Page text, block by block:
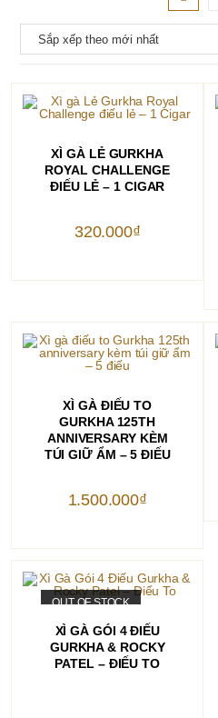
THÊM VÀO GIỎ HÀNG
XÌ GÀ LẺ GURKHA
ROYAL CHALLENGE
ĐIẾU LẺ – 1 CIGAR
320.000₫
THÊM VÀO GIỎ HÀNG
XÌ GÀ ĐIẾU TO
GURKHA 125TH
ANNIVERSARY KÈM
TÚI GIỮ ẨM – 5 ĐIẾU
1.500.000₫
OUT OF STOCK
ĐỌC TIẾP
XÌ GÀ GÓI 4 ĐIẾU
GURKHA & ROCKY
PATEL – ĐIẾU TO